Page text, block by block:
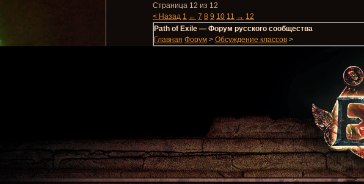
Страница 12 из 12
< Назад 1 ← 7 8 9 10 11 → 12
Path of Exile — Форум русского сообщества
Главная Форум > Обсуждение классов >